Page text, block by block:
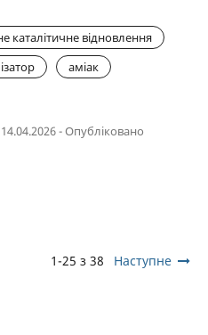
каталітичне відновлення
аміак
- Опубліковано
1-25 з 38 Наступне